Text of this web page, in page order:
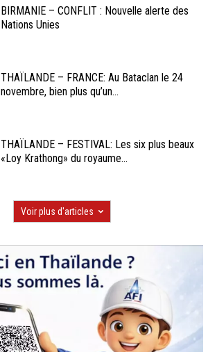
BIRMANIE – CONFLIT : Nouvelle alerte des
Nations Unies
THAÏLANDE – FRANCE: Au Bataclan le 24
novembre, bien plus qu’un...
THAÏLANDE – FESTIVAL: Les six plus beaux
«Loy Krathong» du royaume...
Voir plus d'articles